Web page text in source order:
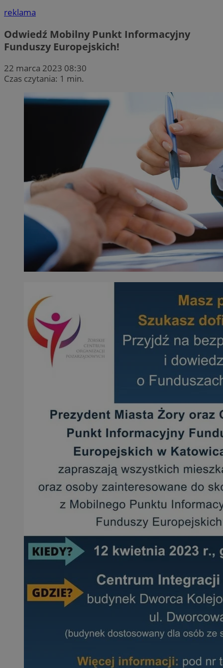
reklama
Odwiedź Mobilny Punkt Informacyjny
Funduszy Europejskich!
22 marca 2023 08:30
Czas czytania: 1 min.